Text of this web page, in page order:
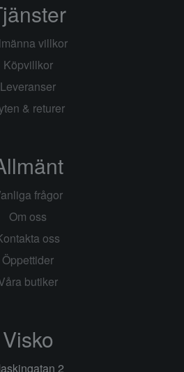
villkor
Köpvillkor
Leveranser
& returer
frågor
Om oss
oss
Öppettider
butiker
Visko
2